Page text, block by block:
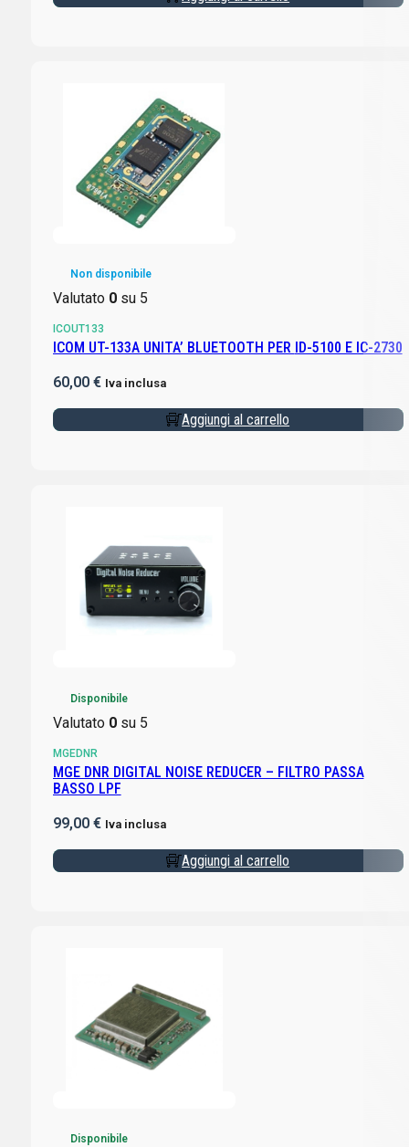
Non disponibile
Valutato 0su 5
ICOUT133
ICOM UT-133A UNITA’ BLUETOOTH PER ID-5100 E IC-2730
60,00 € Iva inclusa
Aggiungi al carrello
Disponibile
Valutato 0su 5
MGEDNR
MGE DNR DIGITAL NOISE REDUCER – FILTRO PASSA
BASSO LPF
99,00 € Iva inclusa
Aggiungi al carrello
Disponibile